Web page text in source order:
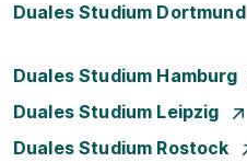
Duales Studium Dortmund
Duales Studium Hamburg
Duales Studium Leipzig
Duales Studium Rostock